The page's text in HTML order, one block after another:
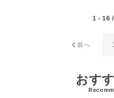
1 - 16
前へ
おす